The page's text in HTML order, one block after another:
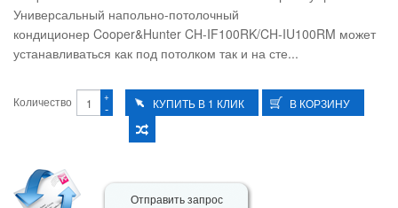
Универсальный напольно-потолочный
кондиционер Cooper&Hunter CH-IF100RK/CH-IU100RM может
устанавливаться как под потолком так и на сте...
Количество -
+
Отправить запрос